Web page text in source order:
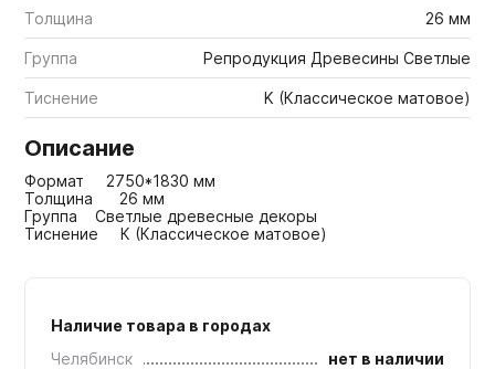
Толщина 26 мм
Группа Репродукция Древесины Светлые
Тиснение K (Классическое матовое)
Описание
Формат 2750*1830 мм
Толщина 26 мм
Группа Светлые древесные декоры
Тиснение К (Классическое матовое)
Наличие товара в городах
Челябинск
нет в наличии